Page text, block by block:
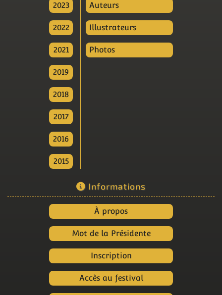
2023
2022
2021
2019
2018
2017
2016
2015
Auteurs
Illustrateurs
Photos
Informations
À propos
Mot de la Présidente
Inscription
Accès au festival